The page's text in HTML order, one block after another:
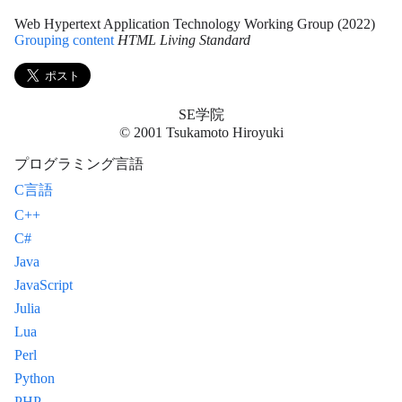
Web Hypertext Application Technology Working Group (2022)
Grouping content HTML Living Standard
SE学院
© 2001 Tsukamoto Hiroyuki
プログラミング言語
C言語
C++
C#
Java
JavaScript
Julia
Lua
Perl
Python